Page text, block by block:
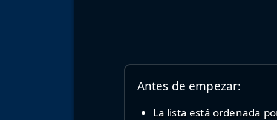
Antes de empezar:
La lista está ordenada